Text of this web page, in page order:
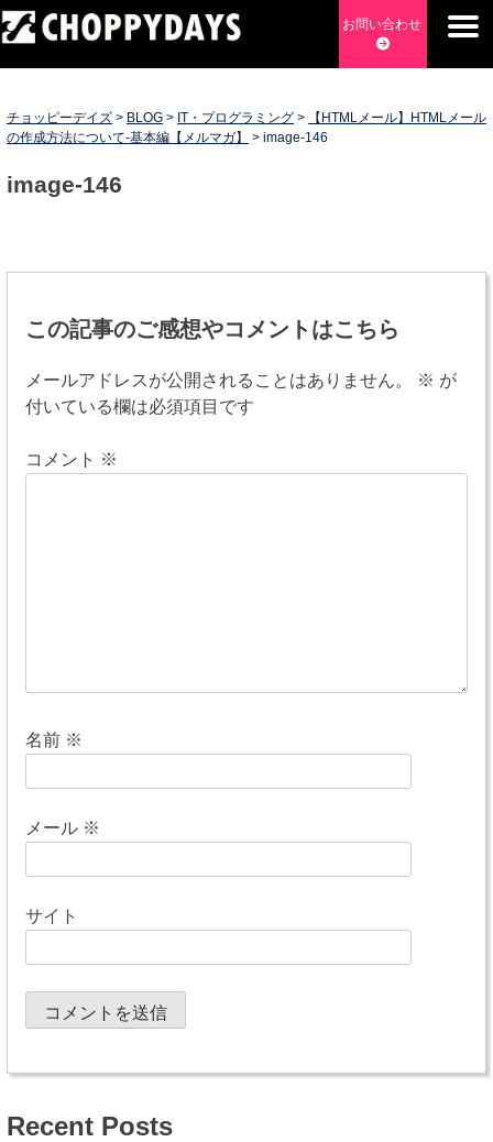
Skip
to
content
支援・ECサイト立ち上げ・Webマーケティング・SEO・ホー
ムページ制作・Web開発・アプリ開発・コーチング チョッピ
お問い合わせ
チョッピーデイズ > BLOG > IT・プログラミング >
【HTMLメール】HTMLメール
の作成方法について-基本編【メルマガ】
> image-146
image-146
稿
ビ
ゲ
この記事のご感想やコメントはこちら
メールアドレスが公開されることはありません。 ※ が
付いている欄は必須項目です
コメント ※
名前 ※
メール ※
サイト
Recent Posts